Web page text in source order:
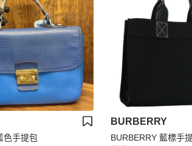
色手提包
BURBERRY
BURBERRY 藍標手